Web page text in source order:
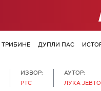
ТРИБИНЕ ДУПЛИ ПАС
ИЗВОР:
РТС
АУТОР:
ЛУКА